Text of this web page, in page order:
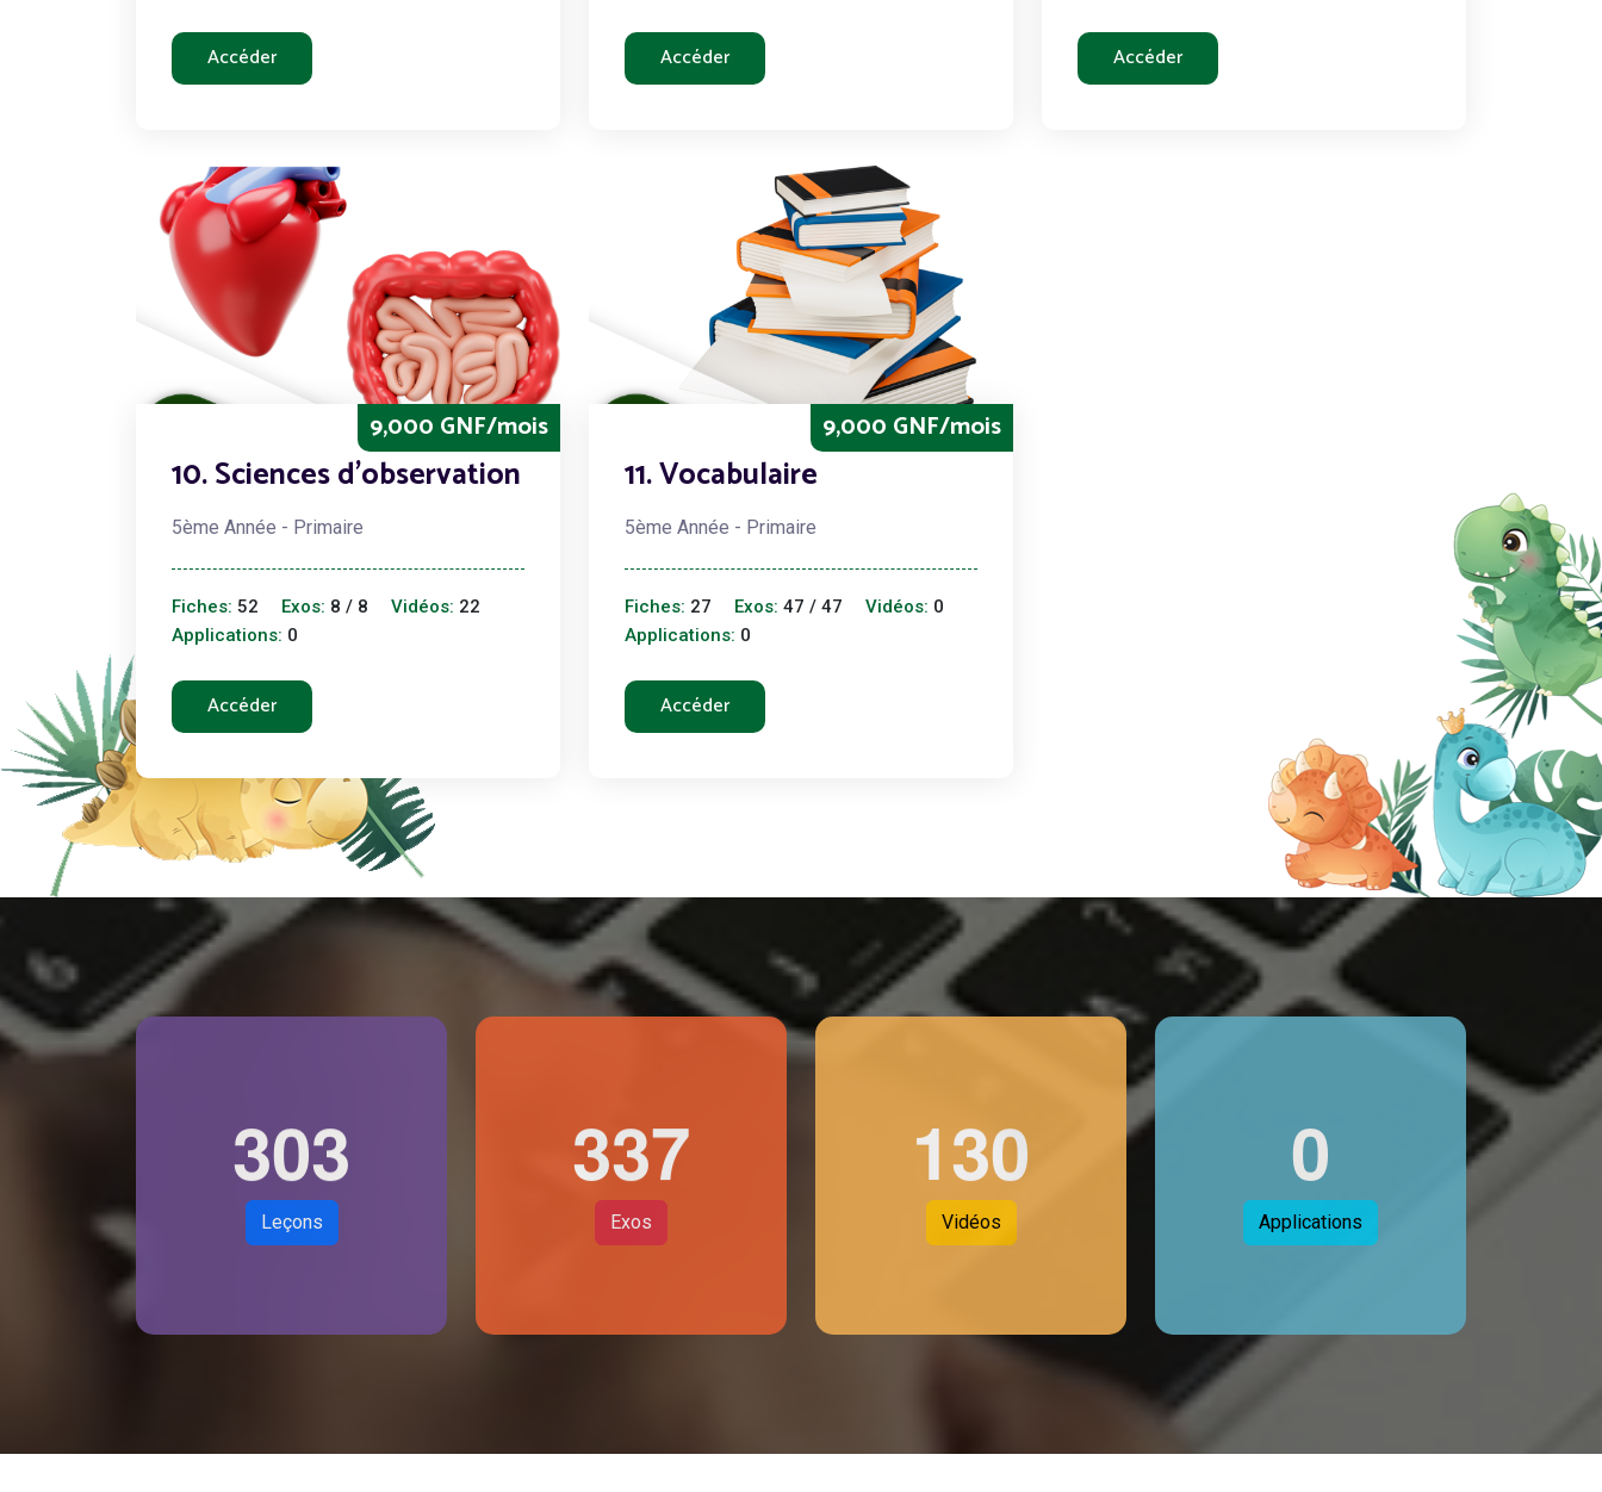
Accéder Accéder Accéder
9,000 GNF/mois
10. Sciences d'observation
5ème Année - Primaire
Fiches: 52 Exos: 8 / 8 Vidéos: 22
Applications: 0
Accéder
9,000 GNF/mois
11. Vocabulaire
5ème Année - Primaire
Fiches: 27 Exos: 47 / 47 Vidéos: 0
Applications: 0
Accéder
303
Leçons
337
Exos
130
Vidéos
0
Applications